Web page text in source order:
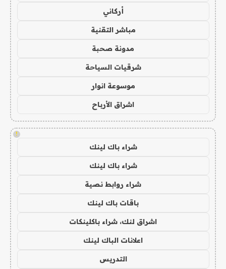
أركاني
مباشر التقنية
مدونة صحبة
شرقيات السياحة
موسوعة انوار
اشراق الأرباح
!
شراء باك لينك
شراء باك لينك
شراء روابط نصية
باقات باك لينك
اشراق لنك، شراء باكلينكات
اعلانات الباك لينك
التدريس